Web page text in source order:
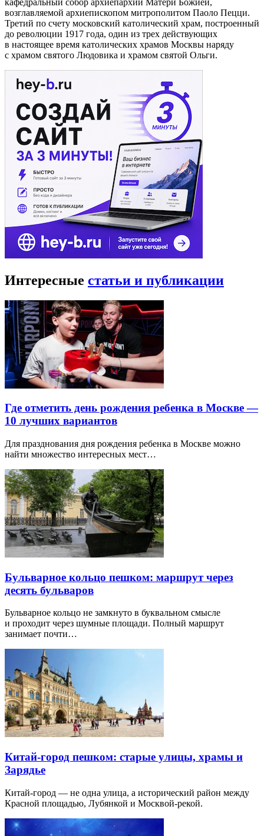
возглавляемой архиепископом митрополитом Паоло Пецци.
Третий по счету московский католический храм, построенный
до революции 1917 года, один из трех действующих
в настоящее время католических храмов Москвы наряду
с храмом святого Людовика и храмом святой Ольги.
Интересные статьи и публикации
Где отметить день рождения ребенка в Москве —
10 лучших вариантов
Для празднования дня рождения ребенка в Москве можно
найти множество интересных мест…
Бульварное кольцо пешком: маршрут через
десять бульваров
Бульварное кольцо не замкнуто в буквальном смысле
и проходит через шумные площади. Полный маршрут
занимает почти…
Китай-город пешком: старые улицы, храмы и
Зарядье
Китай-город — не одна улица, а исторический район между
Красной площадью, Лубянкой и Москвой-рекой.